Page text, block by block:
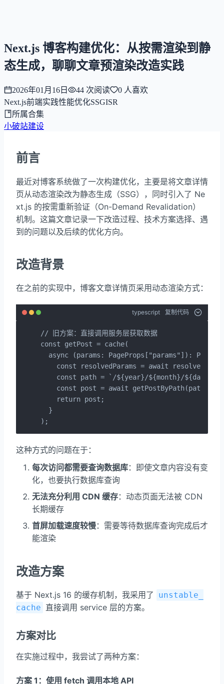
Next.js 博客构建优化：从按需渲染到静
态生成，聊聊文章预渲染改造实践
2026年01月16日 44 次阅读 0 人喜欢
Next.js前端实践性能优化SSGISR
所属合集
小破站建设
前言
最近对博客系统做了一次构建优化，主要是将文章详情
页从动态渲染改为静态生成（SSG），同时引入了 Ne
xt.js 的按需重新验证（On-Demand Revalidation）
机制。这篇文章记录一下改造过程、技术方案选择、遇
到的问题以及后续的优化方向。
改造背景
在之前的实现中，博客文章详情页采用动态渲染方式：
typescript 复制代码
// 旧方案：直接调用服务层获取数据
const getPost = cache(
async (params: PageProps["params"]):
const resolvedParams = await
const path = `/${year}/${month}/${date}/
    const post = await getPostByPath(path);
    return post;
  }
);
这种方式的问题在于：
每次访问都需要查询数据库：即使文章内容没有变
化，也要执行数据库查询
无法充分利用 CDN 缓存：动态页面无法被 CDN
长期缓存
首屏加载速度较慢：需要等待数据库查询完成后才
能渲染
改造方案
基于 Next.js 16 的缓存机制，我采用了
unstable_
cache 直接调用 service 层的方案。
方案对比
在实施过程中，我尝试了两种方案：
方案 1：使用 fetch 调用本地 API